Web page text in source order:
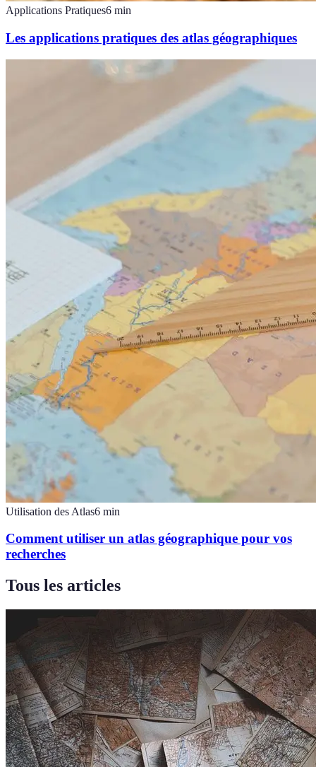
Applications Pratiques6 min
Les applications pratiques des atlas géographiques
Utilisation des Atlas6 min
Comment utiliser un atlas géographique pour vos
recherches
Tous les articles